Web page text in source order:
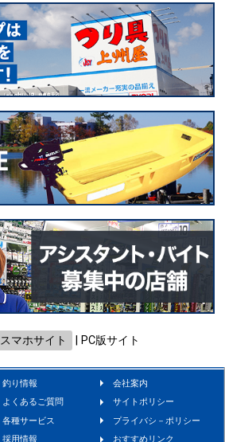
スマホサイト PC版サイト
釣り情報
会社案内
よくあるご質問
サイトポリシー
各種サービス
プライバシ－ポリシー
採用情報 おすすめリンク